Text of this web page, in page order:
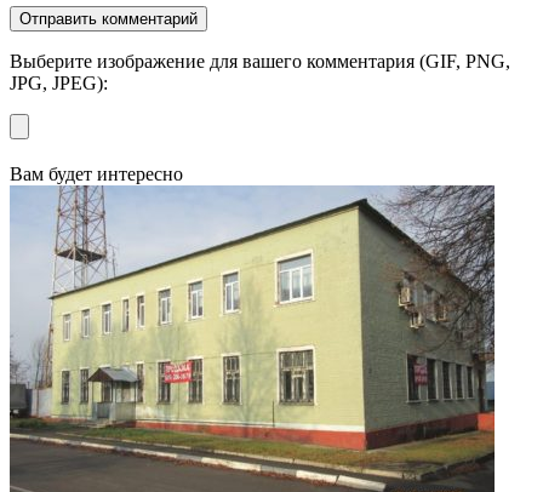
Выберите изображение для вашего комментария (GIF, PNG,
JPG, JPEG):
Вам будет интересно